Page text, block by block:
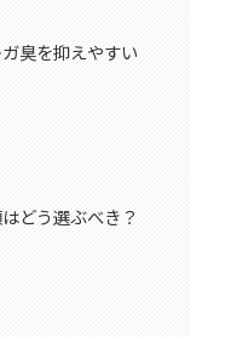
臭を抑えやすい
どう選ぶべき？